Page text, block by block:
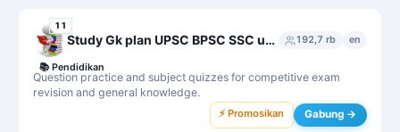
11
Study Gk plan UPSC BPSC SSC upsssc 😊 192,7 rb en
Question practice and subject quizzes for competitive exam
revision and general knowledge.
📚 Pendidikan
⚡ Promosikan Gabung →